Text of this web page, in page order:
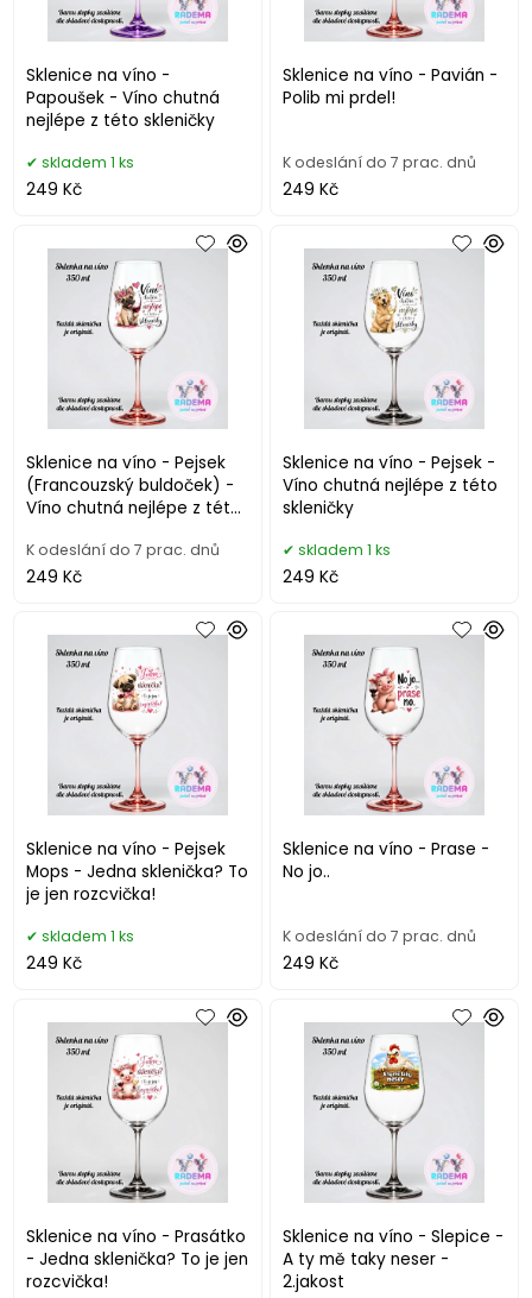
Sklenice na víno -
Papoušek - Víno chutná
nejlépe z této skleničky
skladem 1 ks
249 Kč
Sklenice na víno - Pavián -
Polib mi prdel!
K odeslání do 7 prac. dnů
249 Kč
Sklenice na víno - Pejsek
(Francouzský buldoček) -
Víno chutná nejlépe z této
K odeslání do 7 prac. dnů
249 Kč
Sklenice na víno - Pejsek -
Víno chutná nejlépe z této
skleničky
skladem 1 ks
249 Kč
Sklenice na víno - Pejsek
Mops - Jedna sklenička? To
je jen rozcvička!
skladem 1 ks
249 Kč
Sklenice na víno - Prase -
No jo..
K odeslání do 7 prac. dnů
249 Kč
Sklenice na víno - Prasátko
- Jedna sklenička? To je jen
rozcvička!
Sklenice na víno - Slepice -
A ty mě taky neser -
2.jakost